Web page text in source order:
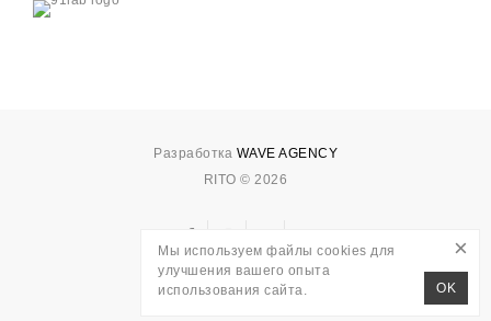
Разработка WAVE AGENCY
RITO © 2026
Мы используем файлы cookies для
улучшения вашего опыта
использования сайта.
OK
×